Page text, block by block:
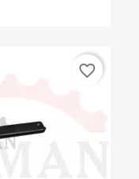
favorite_border